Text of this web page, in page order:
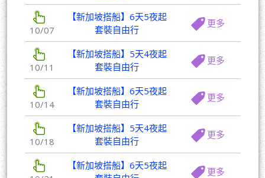
10/07
【新加坡搭船】6天5夜起
套裝自由行
更多
10/11
【新加坡搭船】5天4夜起
套裝自由行
更多
10/14
【新加坡搭船】6天5夜起
套裝自由行
更多
10/18
【新加坡搭船】5天4夜起
套裝自由行
更多
【新加坡搭船】6天5夜起
更多